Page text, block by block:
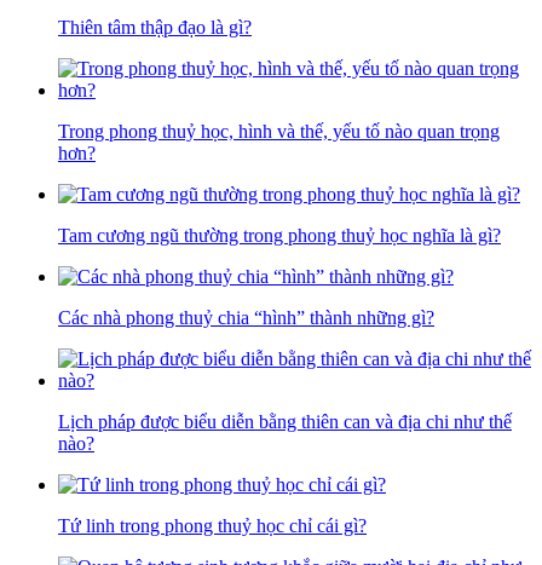
Thiên tâm thập đạo là gì?
Trong phong thuỷ học, hình và thế, yếu tố nào quan trọng
hơn?
Tam cương ngũ thường trong phong thuỷ học nghĩa là gì?
Các nhà phong thuỷ chia “hình” thành những gì?
Lịch pháp được biểu diễn bằng thiên can và địa chi như thế
nào?
Tứ linh trong phong thuỷ học chỉ cái gì?